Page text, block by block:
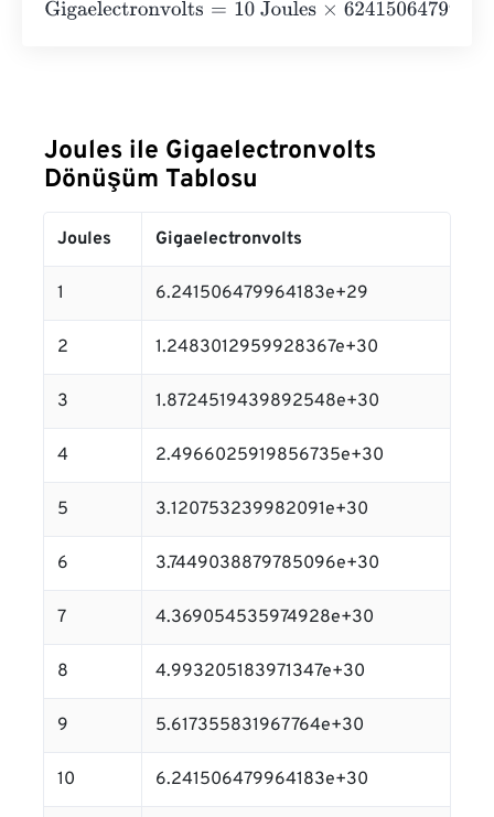
Gigaelectronvolts=10 Joules×
Joules ile Gigaelectronvolts
Dönüşüm Tablosu
Joules Gigaelectronvolts
1 6.241506479964183e+29
2 1.2483012959928367e+30
3 1.8724519439892548e+30
4 2.4966025919856735e+30
5 3.120753239982091e+30
6 3.7449038879785096e+30
7 4.369054535974928e+30
8 4.993205183971347e+30
9 5.617355831967764e+30
10 6.241506479964183e+30